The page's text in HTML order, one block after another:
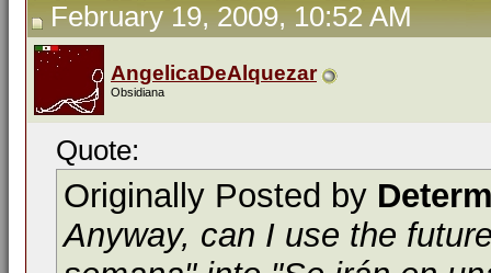
February 19, 2009, 10:52 AM
AngelicaDeAlquezar
Obsidiana
Quote:
Originally Posted by
Anyway, can I use the